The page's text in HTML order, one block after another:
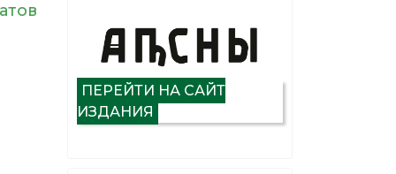
ПЕРЕЙТИ НА САЙТ
ИЗДАНИЯ